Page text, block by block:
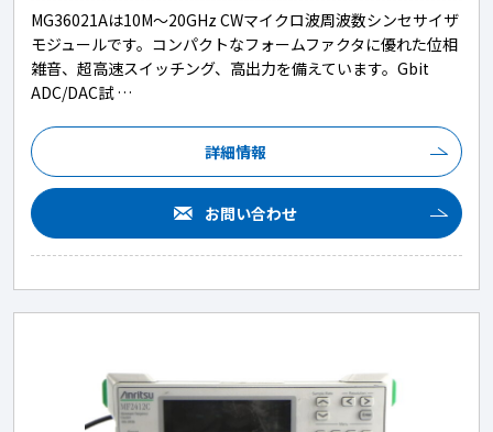
MG36021Aは10M～20GHz CWマイクロ波周波数シンセサイザ
モジュールです。コンパクトなフォームファクタに優れた位相
雑音、超高速スイッチング、高出力を備えています。Gbit
ADC/DAC試 …
詳細情報
お問い合わせ